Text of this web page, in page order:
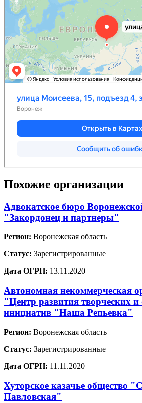
Похожие организации
Адвокатское бюро
"Закордонец и партнеры"
Регион: Воронежская область
Статус: Зарегистрированные
Дата ОГРН: 13.11.2020
Автономная некоммерческая
"Центр развития творческих
инициатив "Наша Репьевка"
Регион: Воронежская область
Статус: Зарегистрированные
Дата ОГРН: 11.11.2020
Хуторское казачье общество
Павловская"